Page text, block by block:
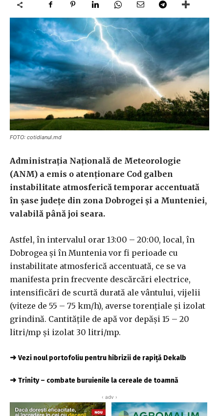
FOTO: cotidianul.md
Administraţia Naţională de Meteorologie
(ANM) a emis o atenţionare Cod galben
instabilitate atmosferică temporar accentuată
în şase judeţe din zona Dobrogei şi a Munteniei,
valabilă până joi seara.
Astfel, în intervalul orar 13:00 – 20:00, local, în
Dobrogea şi în Muntenia vor fi perioade cu
instabilitate atmosferică accentuată, ce se va
manifesta prin frecvente descărcări electrice,
intensificări de scurtă durată ale vântului, vijelii
(viteze de 55 – 75 km/h), averse torenţiale şi izolat
grindină. Cantităţile de apă vor depăşi 15 – 20
litri/mp şi izolat 30 litri/mp.
➜ Vezi noul portofoliu pentru hibrizii de rapiță Dekalb
➜ Trinity – combate buruienile la cereale de toamnă
‹ adv ›